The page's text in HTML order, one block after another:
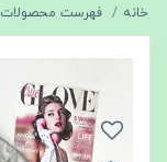
خانه فهرست محصولات